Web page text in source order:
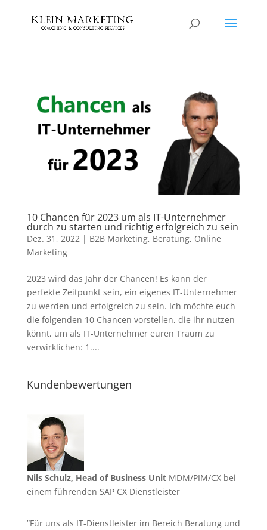
10 Chancen für 2023 um als IT-Unternehmer
durch zu starten und richtig erfolgreich zu sein
Dez. 31, 2022 | B2B Marketing, Beratung, Online
Marketing
2023 wird das Jahr der Chancen! Es kann der
perfekte Zeitpunkt sein, ein eigenes IT-Unternehmer
zu werden und erfolgreich zu sein. Ich möchte euch
die folgenden 10 Chancen vorstellen, die ihr nutzen
könnt, um als IT-Unternehmer euren Traum zu
verwirklichen: 1....
Kundenbewertungen
Nils Schulz, Head of Business UnitMDM/PIM/CX bei
einem führenden SAP CX Dienstleister
”Für uns als IT-Dienstleister im Bereich Beratung und